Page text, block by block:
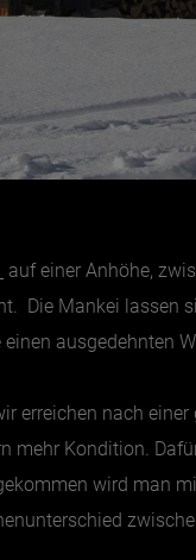
auf einer Anhöhe,
Die Mankei lassen
einen ausgedehnten
erreichen nach
mehr Kondition.
wird man